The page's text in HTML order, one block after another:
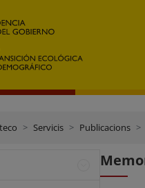
Servicis Publicacions